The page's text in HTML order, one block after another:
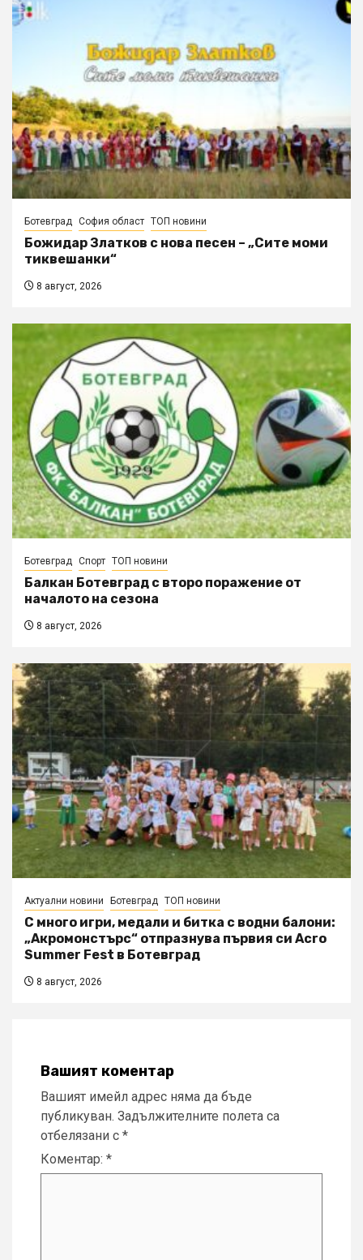
Ботевград София област ТОП новини
Божидар Златков с нова песен – „Сите моми
тиквешанки“
8 август, 2026
Ботевград Спорт ТОП новини
Балкан Ботевград с второ поражение от
началото на сезона
8 август, 2026
Актуални новини Ботевград ТОП новини
С много игри, медали и битка с водни балони:
„Акромонстърс“ отпразнува първия си Acro
Summer Fest в Ботевград
8 август, 2026
Вашият коментар
Вашият имейл адрес няма да бъде
публикуван. Задължителните полета са
отбелязани с *
Коментар: *